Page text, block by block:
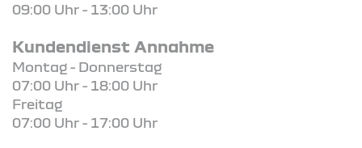
09:00 Uhr - 13:00 Uhr
Kundendienst Annahme
Montag - Donnerstag
07:00 Uhr - 18:00 Uhr
Freitag
07:00 Uhr - 17:00 Uhr